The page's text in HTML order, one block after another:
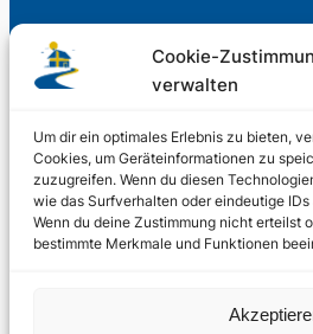
Cookie-
verwalten
Um dir ein optimales Erlebnis zu bieten,
Cookies, um Geräteinformationen zu
zuzugreifen. Wenn du diesen
wie das Surfverhalten oder eindeutige
Wenn du deine Zustimmung nicht erteilst
bestimmte Merkmale und Funktionen
Freiwillige Spenden für die
Support us
© 2002 – 2026